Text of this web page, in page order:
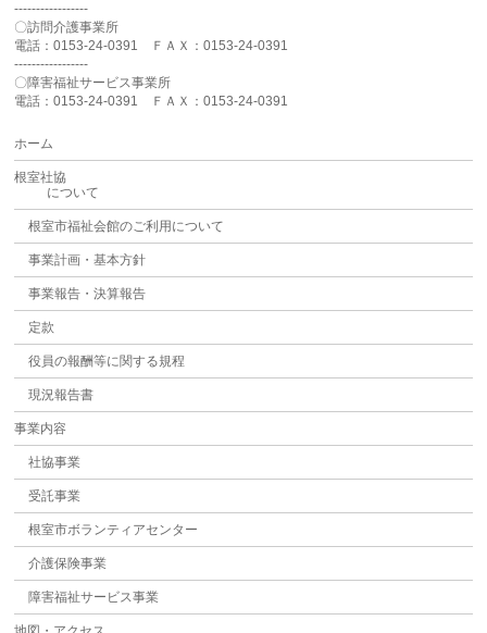
-----------------
〇訪問介護事業所
電話：0153-24-0391 ＦＡＸ：0153-24-0391
-----------------
〇障害福祉サービス事業所
電話：0153-24-0391 ＦＡＸ：0153-24-0391
ホーム
根室社協
について
根室市福祉会館のご利用について
事業計画・基本方針
事業報告・決算報告
定款
役員の報酬等に関する規程
現況報告書
事業内容
社協事業
受託事業
根室市ボランティアセンター
介護保険事業
障害福祉サービス事業